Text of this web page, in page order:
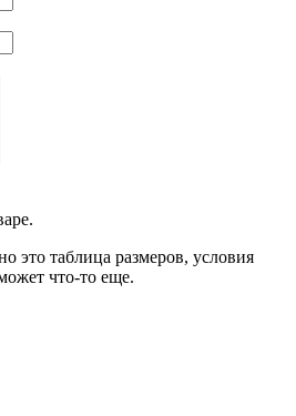
это таблица размеров, условия
что-то еще.